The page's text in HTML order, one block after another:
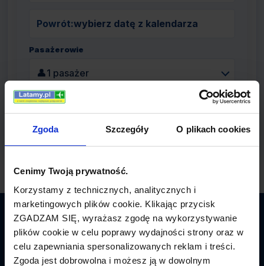
Zgoda Szczegóły O plikach cookies
Cenimy Twoją prywatność.
Korzystamy z technicznych, analitycznych i
marketingowych plików cookie. Klikając przycisk
ZGADZAM SIĘ, wyrażasz zgodę na wykorzystywanie
plików cookie w celu poprawy wydajności strony oraz w
celu zapewniania spersonalizowanych reklam i treści.
Zgoda jest dobrowolna i możesz ją w dowolnym
Powrót:wybierz datę z kalendarza
Pasażerowie
👤1 pasażer
Latamy.pl
Bilety lotnicze